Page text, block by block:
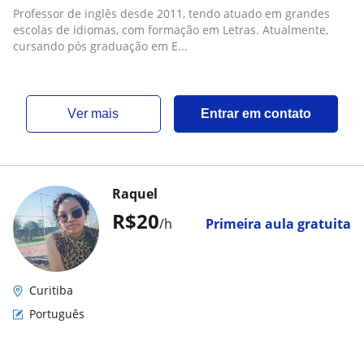
Professor de inglês desde 2011, tendo atuado em grandes
escolas de idiomas, com formação em Letras. Atualmente,
cursando pós graduação em E...
ver mais Entrar em contato
R$20/h Primeira aula gratuita
Raquel
Curitiba
Português